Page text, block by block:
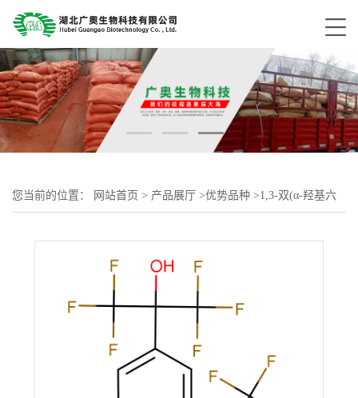
您当前的位置： 网站首页 > 产品展厅 >优势品种 >1,3-双(α-羟基六